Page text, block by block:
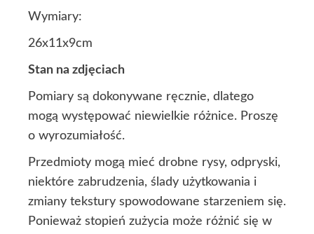
Wymiary:
26x11x9cm
Stan na zdjęciach
Pomiary są dokonywane ręcznie, dlatego
mogą występować niewielkie różnice. Proszę
o wyrozumiałość.
Przedmioty mogą mieć drobne rysy, odpryski,
niektóre zabrudzenia, ślady użytkowania i
zmiany tekstury spowodowane starzeniem się.
Ponieważ stopień zużycia może różnić się w